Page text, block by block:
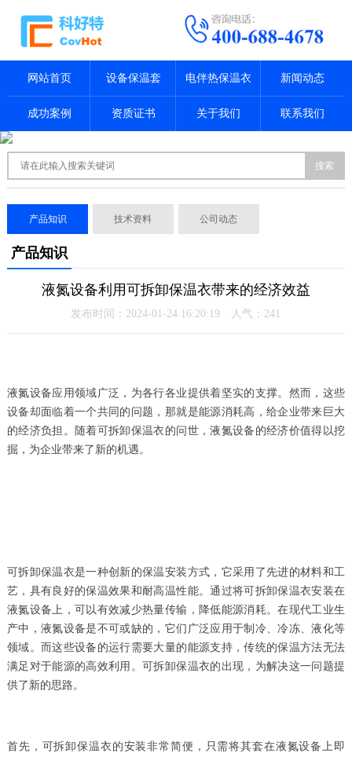
网站首页 设备保温套 电伴热保温衣 新闻动态
成功案例 资质证书 关于我们 联系我们
搜索
产品知识 技术资料 公司动态
产品知识
液氮设备利用可拆卸保温衣带来的经济效益
发布时间：2024-01-24 16:20:19 人气： 241
液氮设备应用领域广泛，为各行各业提供着坚实的支撑。然而，这些
设备却面临着一个共同的问题，那就是能源消耗高，给企业带来巨大
的经济负担。随着可拆卸保温衣的问世，液氮设备的经济价值得以挖
掘，为企业带来了新的机遇。
可拆卸保温衣是一种创新的保温安装方式，它采用了先进的材料和工
艺，具有良好的保温效果和耐高温性能。通过将可拆卸保温衣安装在
液氮设备上，可以有效减少热量传输，降低能源消耗。在现代工业生
产中，液氮设备是不可或缺的，它们广泛应用于制冷、冷冻、液化等
领域。而这些设备的运行需要大量的能源支持，传统的保温方法无法
满足对于能源的高效利用。可拆卸保温衣的出现，为解决这一问题提
供了新的思路。
首先，可拆卸保温衣的安装非常简便，只需将其套在液氮设备上即